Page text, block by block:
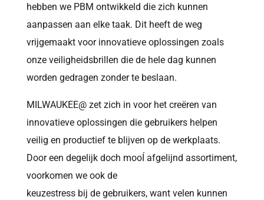
hebben we PBM ontwikkeld die zich kunnen
aanpassen aan elke taak. Dit heeft de weg
vrijgemaakt voor innovatieve oplossingen zoals
onze veiligheidsbrillen die de hele dag kunnen
worden gedragen zonder te beslaan.
MILWAUKEE@ zet zich in voor het creëren van
innovatieve oplossingen die gebruikers helpen
veilig en productief te blijven op de werkplaats.
Door een degelijk doch mooÍ afgelijnd assortiment,
voorkomen we ook de
keuzestress bij de gebruikers, want velen kunnen